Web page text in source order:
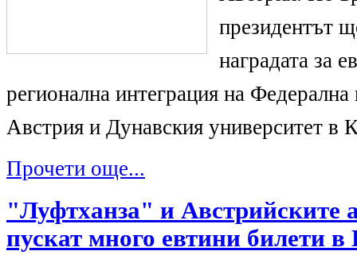
президентът
наградата за
регионална интеграция на
Австрия и Дунавския университет в
Прочети още...
"Луфтханза" и Австрийските
пускат много евтини билети в